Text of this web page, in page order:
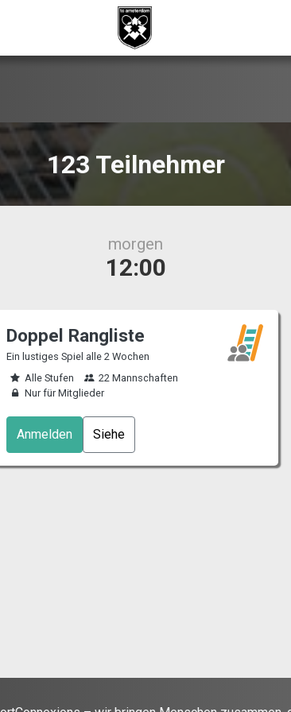
123 Teilnehmer
morgen
12:00
Doppel Rangliste
Ein lustiges Spiel alle 2 Wochen
Alle Stufen
22 Mannschaften
Nur für Mitglieder
Anmelden Siehe